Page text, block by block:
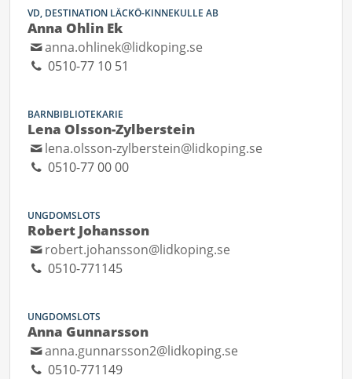
VD, DESTINATION LÄCKÖ-KINNEKULLE AB
Anna Ohlin Ek
anna.ohlinek@lidkoping.se
0510-77 10 51
BARNBIBLIOTEKARIE
Lena Olsson-Zylberstein
lena.olsson-zylberstein@lidkoping.se
0510-77 00 00
UNGDOMSLOTS
Robert Johansson
robert.johansson@lidkoping.se
0510-771145
UNGDOMSLOTS
Anna Gunnarsson
anna.gunnarsson2@lidkoping.se
0510-771149